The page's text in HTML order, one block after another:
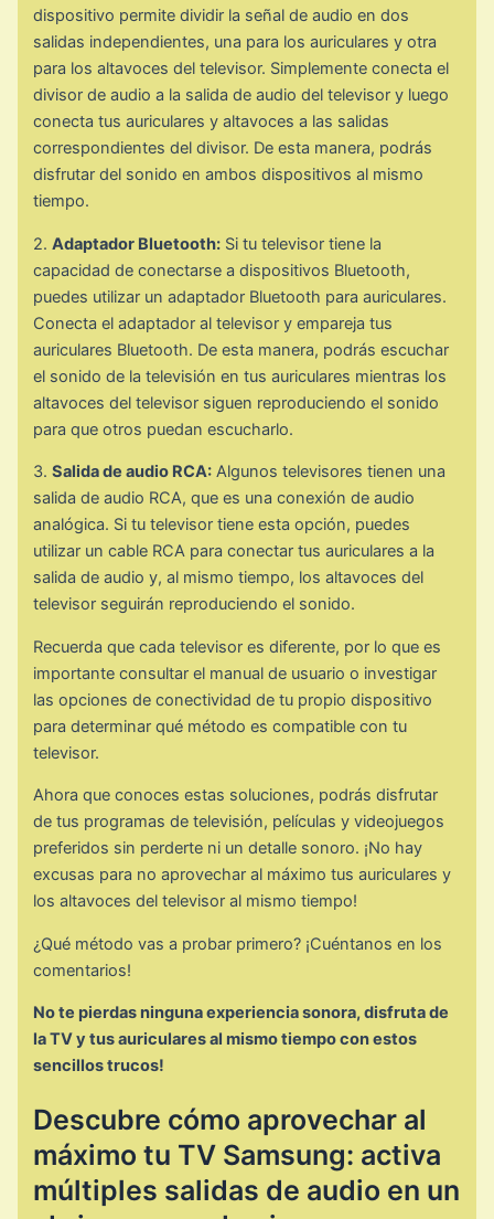
dispositivo permite dividir la señal de audio en dos
salidas independientes, una para los auriculares y otra
para los altavoces del televisor. Simplemente conecta el
divisor de audio a la salida de audio del televisor y luego
conecta tus auriculares y altavoces a las salidas
correspondientes del divisor. De esta manera, podrás
disfrutar del sonido en ambos dispositivos al mismo
tiempo.
2.Adaptador Bluetooth: Si tu televisor tiene la
capacidad de conectarse a dispositivos Bluetooth,
puedes utilizar un adaptador Bluetooth para auriculares.
Conecta el adaptador al televisor y empareja tus
auriculares Bluetooth. De esta manera, podrás escuchar
el sonido de la televisión en tus auriculares mientras los
altavoces del televisor siguen reproduciendo el sonido
para que otros puedan escucharlo.
3.Salida de audio RCA: Algunos televisores tienen una
salida de audio RCA, que es una conexión de audio
analógica. Si tu televisor tiene esta opción, puedes
utilizar un cable RCA para conectar tus auriculares a la
salida de audio y, al mismo tiempo, los altavoces del
televisor seguirán reproduciendo el sonido.
Recuerda que cada televisor es diferente, por lo que es
importante consultar el manual de usuario o investigar
las opciones de conectividad de tu propio dispositivo
para determinar qué método es compatible con tu
televisor.
Ahora que conoces estas soluciones, podrás disfrutar
de tus programas de televisión, películas y videojuegos
preferidos sin perderte ni un detalle sonoro. ¡No hay
excusas para no aprovechar al máximo tus auriculares y
los altavoces del televisor al mismo tiempo!
¿Qué método vas a probar primero? ¡Cuéntanos en los
comentarios!
No te pierdas ninguna experiencia sonora, disfruta de
la TV y tus auriculares al mismo tiempo con estos
sencillos trucos!
Descubre cómo aprovechar al
máximo tu TV Samsung: activa
múltiples salidas de audio en un